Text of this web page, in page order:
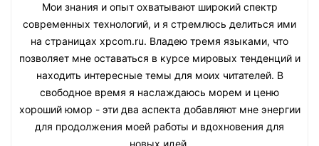
Мои знания и опыт охватывают широкий спектр
современных технологий, и я стремлюсь делиться ими
на страницах xpcom.ru. Владею тремя языками, что
позволяет мне оставаться в курсе мировых тенденций и
находить интересные темы для моих читателей. В
свободное время я наслаждаюсь морем и ценю
хороший юмор - эти два аспекта добавляют мне энергии
для продолжения моей работы и вдохновения для